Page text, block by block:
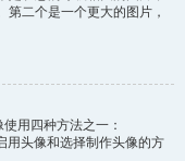
二个是一个更大的图片，
用四种方法之一：
用头像和选择制作头像的方